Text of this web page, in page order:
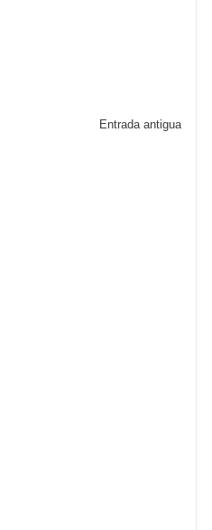
Entrada antigua